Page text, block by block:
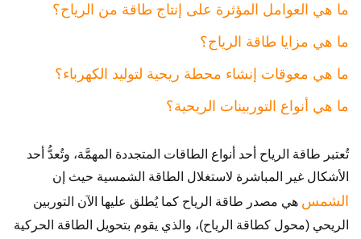
ما هي العوامل المؤثرة على إنتاج طاقة من الرياح؟
ما هي مزايا طاقة الرياح؟
ما هي معوقات إنشاء محطة ريحية لتوليد الكهرباء؟
ما هي أنواع التوربينات الريحية؟
تُعتبر طاقة الرياح أحد أنواع الطاقات المتجددة المهمَّة، وتُعدُّ أحد
الأشكال غير المباشرة لاستغلال الطاقة الشمسية حيث إن
الشمس هي مصدر طاقة الرياح كما يُطلق عليها الآن التوربين
الريحي (محول كطاقة الرياح)، والذي يقوم بتحويل الطاقة الحركية